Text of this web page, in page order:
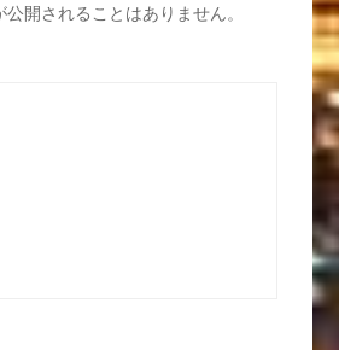
開されることはありません。